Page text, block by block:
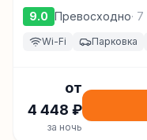
9.0 Превосходно· 7
Wi-Fi Парковка
от
4 448 ₽
за ночь